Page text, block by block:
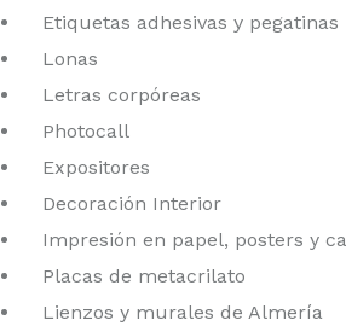
Etiquetas adhesivas y pegatinas
Lonas
Letras corpóreas
Photocall
Expositores
Decoración Interior
Impresión en papel, posters y
Placas de metacrilato
Lienzos y murales de Almería